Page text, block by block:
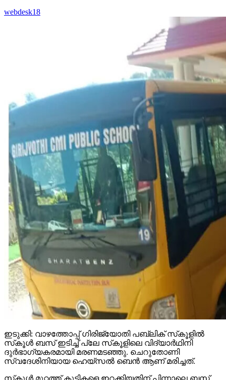
webdesk18
ഇടുക്കി: വാഴത്തോപ്പ് ഗിരിജ്യോതി പബ്ലിക് സ്‌കൂളില്‍
സ്‌കൂള്‍ ബസ് ഇടിച്ച് പ്ലേ സ്‌കൂളിലെ വിദ്യാര്‍ഥിനി
ദുര്‍ഭാഗ്യകരമായി മരണമടഞ്ഞു. ചെറുതോണി
സ്വദേശിനിയായ ഹെയ്‌സല്‍ ബെന്‍ ആണ് മരിച്ചത്.
സ്‌കൂള്‍ മുറ്റത്ത് കുട്ടികളെ ഇറക്കിയതിന് പിന്നാലെ ബസ്